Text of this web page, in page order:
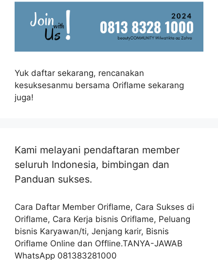
Yuk daftar sekarang, rencanakan
kesuksesanmu bersama Oriflame sekarang
juga!
Kami melayani pendaftaran member
seluruh Indonesia, bimbingan dan
Panduan sukses.
Cara Daftar Member Oriflame, Cara Sukses di
Oriflame, Cara Kerja bisnis Oriflame, Peluang
bisnis Karyawan/ti, Jenjang karir, Bisnis
Oriflame Online dan Offline.TANYA-JAWAB
WhatsApp 081383281000